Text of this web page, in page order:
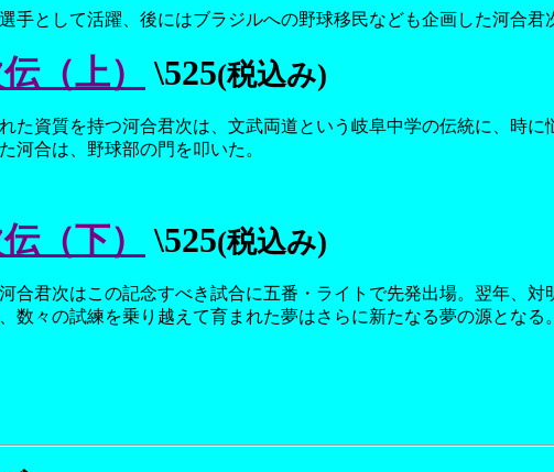
手として活躍、後にはブラジルへの野球移民なども企画した河合君
（上） \525(税込み)
た資質を持つ河合君次は、文武両道という岐阜中学の伝統に、時
河合は、野球部の門を叩いた。
（下） \525(税込み)
合君次はこの記念すべき試合に五番・ライトで先発出場。翌年、
数々の試練を乗り越えて育まれた夢はさらに新たなる夢の源とな